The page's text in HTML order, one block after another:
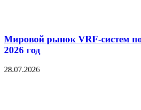
Мировой рынок VRF-систем
2026 год
28.07.2026